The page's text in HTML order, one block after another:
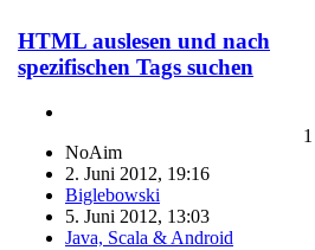
HTML auslesen und nach
spezifischen Tags suchen
NoAim
2. Juni 2012, 19:16
Biglebowski
5. Juni 2012, 13:03
Java, Scala & Android
1